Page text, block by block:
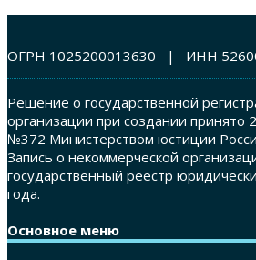
ОГРН 1025200013630 | ИНН
Решение о государственной
организации при создании принято
№372 Министерством юстиции
Запись о некоммерческой
государственный реестр
года.
Основное меню